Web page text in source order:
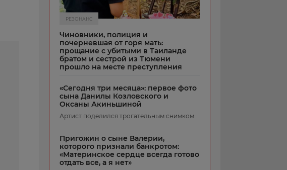
РЕЗОНАНС
Чиновники, полиция и
почерневшая от горя мать:
прощание с убитыми в Таиланде
братом и сестрой из Тюмени
прошло на месте преступления
«Сегодня три месяца»: первое фото
сына Данилы Козловского и
Оксаны Акиньшиной
Артист поделился трогательным снимком
Пригожин о сыне Валерии,
которого признали банкротом:
«Материнское сердце всегда готово
отдать все, а я нет»